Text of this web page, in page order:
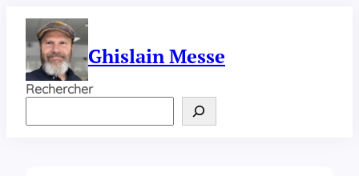
contenu
Ghislain Messe
Rechercher